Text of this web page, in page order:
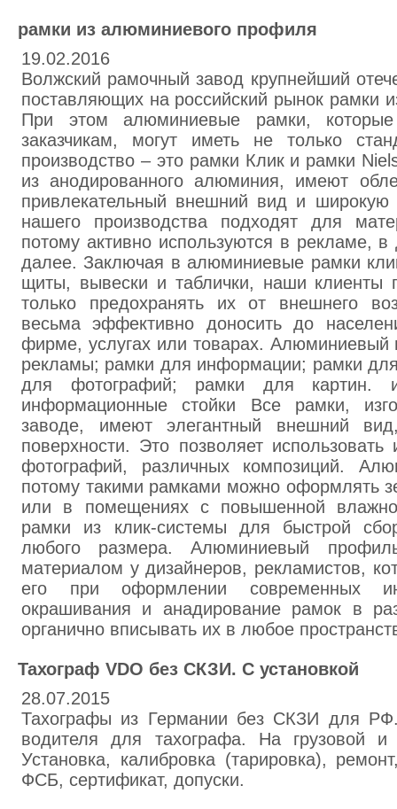
рамки из алюминиевого профиля
19.02.2016
Волжский рамочный завод крупнейший
поставляющих на российский рынок рамки
При этом алюминиевые рамки,
заказчикам, могут иметь не только
производство – это рамки Клик и рамки
из анодированного алюминия, имеют
привлекательный внешний вид и широкую
нашего производства подходят для
потому активно используются в рекламе,
далее. Заключая в алюминиевые рамки
щиты, вывески и таблички, наши клиенты
только предохранять их от внешнего
весьма эффективно доносить до
фирме, услугах или товарах.
рекламы; рамки для информации; рамки
для фотографий; рамки для картин.
информационные стойки Все рамки,
заводе, имеют элегантный внешний вид,
поверхности. Это позволяет
фотографий, различных композиций.
потому такими рамками можно оформлять
или в помещениях с повышенной
рамки из клик-системы для быстрой
любого размера. Алюминиевый
материалом у дизайнеров, рекламистов,
его при оформлении современных
окрашивания и анадирование рамок в
органично вписывать их в любое
Тахограф VDO без СКЗИ. С установкой
28.07.2015
Тахографы из Германии без СКЗИ для
водителя для тахографа. На грузовой и
Установка, калибровка (тарировка),
ФСБ, сертификат, допуски.